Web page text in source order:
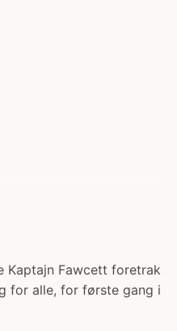
Kaptajn Fawcett foretrak
for alle, for første gang i